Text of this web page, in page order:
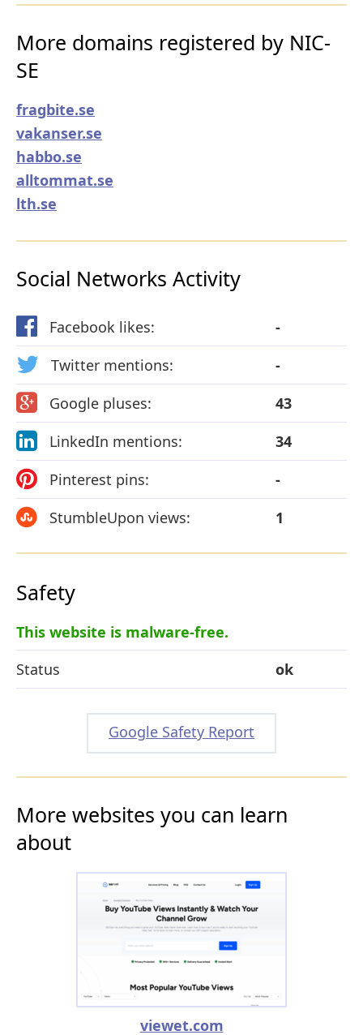
More domains registered by NIC-
SE
fragbite.se
vakanser.se
habbo.se
alltommat.se
lth.se
Social Networks Activity
Facebook likes:
-
Twitter mentions:
-
Google pluses:
43
LinkedIn mentions:
34
Pinterest pins:
-
StumbleUpon views:
1
Safety
This website is malware-free.
Status
ok
Google Safety Report
More websites you can learn
about
viewet.com